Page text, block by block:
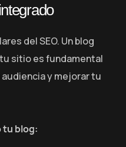
del SEO. Un blog
sitio es fundamental
y mejorar tu
tu blog: